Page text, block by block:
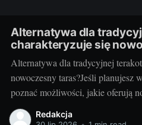
Alternatywa dla
charakteryzuje się
Alternatywa dla tradycyjnej
nowoczesny taras?Jeśli planujesz
poznać możliwości, jakie oferują
Można przecież zdecydować się
tradycyjną terakotę. Ale jak
Redakcja